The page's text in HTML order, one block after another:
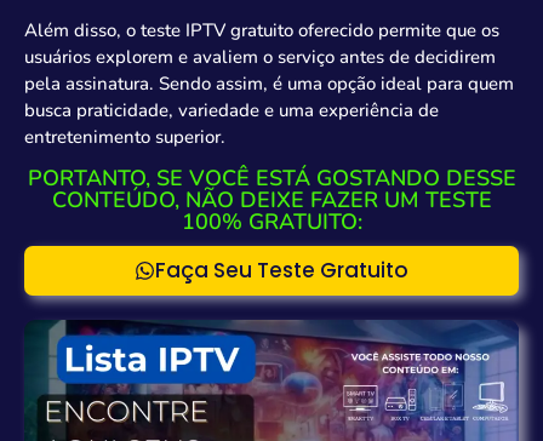
Além disso, o teste IPTV gratuito oferecido permite que os
usuários explorem e avaliem o serviço antes de decidirem
pela assinatura. Sendo assim, é uma opção ideal para quem
busca praticidade, variedade e uma experiência de
entretenimento superior.
PORTANTO, SE VOCÊ ESTÁ GOSTANDO DESSE
CONTEÚDO, NÃO DEIXE FAZER UM TESTE
100% GRATUITO:
Faça Seu Teste Gratuito